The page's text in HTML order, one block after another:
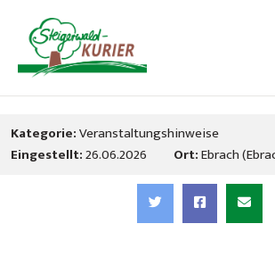
Kategorie:Veranstaltungshinweise
Eingestellt:26.06.2026 Ort:Ebrach